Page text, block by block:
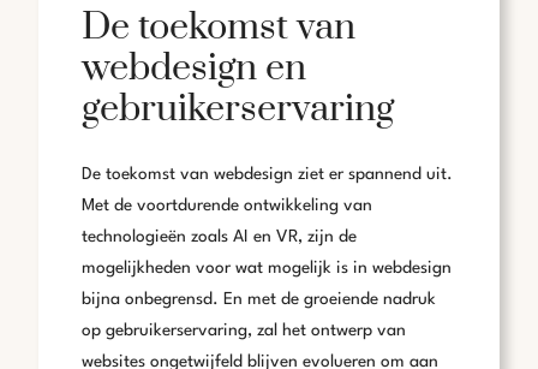
De toekomst van
webdesign en
gebruikerservaring
De toekomst van webdesign ziet er spannend uit.
Met de voortdurende ontwikkeling van
technologieën zoals AI en VR, zijn de
mogelijkheden voor wat mogelijk is in webdesign
bijna onbegrensd. En met de groeiende nadruk
op gebruikerservaring, zal het ontwerp van
websites ongetwijfeld blijven evolueren om aan